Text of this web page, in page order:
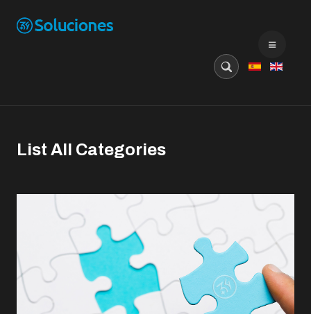
Buscar...
List All Categories